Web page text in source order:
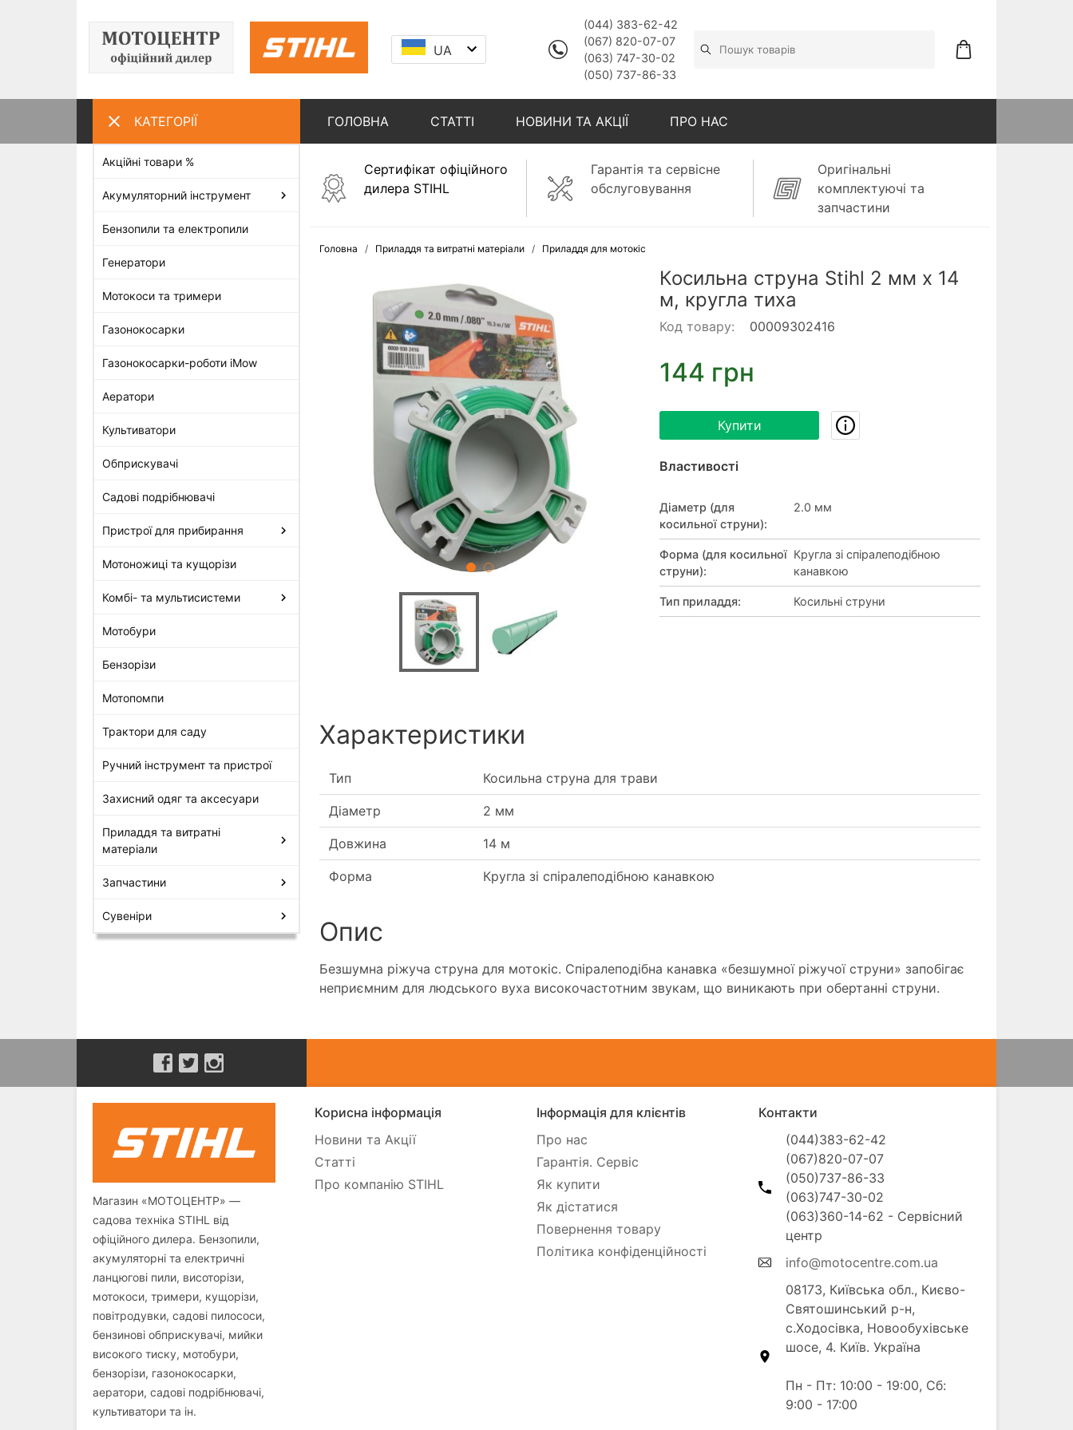
UA
(044) 383-62-42
(067) 820-07-07
(063) 747-30-02
(050) 737-86-33
КАТЕГОРІЇ
Акційні товари %
Акумуляторний інструмент
Бензопили та електропили
Генератори
Мотокоси та тримери
Газонокосарки
Газонокосарки-роботи iMow
Аератори
Культиватори
Обприскувачі
Садові подрібнювачі
Пристрої для прибирання
Мотоножиці та кущорізи
Комбі- та мультисистеми
Мотобури
Бензорізи
Мотопомпи
Трактори для саду
Ручний інструмент та пристрої
Захисний одяг та аксесуари
Приладдя та витратні
матеріали
Запчастини
Сувеніри
ГОЛОВНА СТАТТІ НОВИНИ ТА АКЦІЇ ПРО НАС
Косильна струна Stihl 2 мм х
144 грн
Сертифікат офіційного
дилера STIHL
Гарантія та сервісне
обслуговування
Оригінальні
комплектуючі та
запчастини
Головна Приладдя та витратні матеріали Приладдя для мотокіс
Косильна струна Stihl 2 мм х 14
м, кругла тиха
Код товару: 00009302416
144 грн
Купити
Властивості
Діаметр (для
косильної струни):
2.0 мм
Форма (для косильної
струни):
Кругла зі спіралеподібною
канавкою
Тип приладдя: Косильні струни
Характеристики
Тип Косильна струна для трави
Діаметр 2 мм
Довжина 14 м
Форма Кругла зі спіралеподібною канавкою
Опис
Безшумна ріжуча струна для мотокіс. Спіралеподібна канавка «безшумної ріжучої струни» запобігає
неприємним для людського вуха високочастотним звукам, що виникають при обертанні струни.
Магазин «МОТОЦЕНТР» —
садова техніка STIHL від
офіційного дилера. Бензопили,
акумуляторні та електричні
ланцюгові пили, висоторізи,
мотокоси, тримери, кущорізи,
повітродувки, садові пилососи,
бензинові обприскувачі, мийки
високого тиску, мотобури,
бензорізи, газонокосарки,
аератори, садові подрібнювачі,
культиватори та ін.
Корисна інформація
Новини та Акції
Статті
Про компанію STIHL
Інформація для клієнтів
Про нас
Гарантія. Сервіс
Як купити
Як дістатися
Повернення товару
Політика конфіденційності
Контакти
(044)383-62-42
(067)820-07-07
(050)737-86-33
(063)747-30-02
(063)360-14-62 - Сервісний
info@motocentre.com.ua
08173, Київська обл., Києво-
Святошинський р-н,
с.Ходосівка, Новообухівське
шосе, 4. Київ. Україна
Пн - Пт: 10:00 - 19:00, Сб:
9:00 - 17:00